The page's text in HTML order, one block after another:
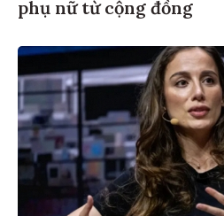
phụ nữ từ cộng đồng